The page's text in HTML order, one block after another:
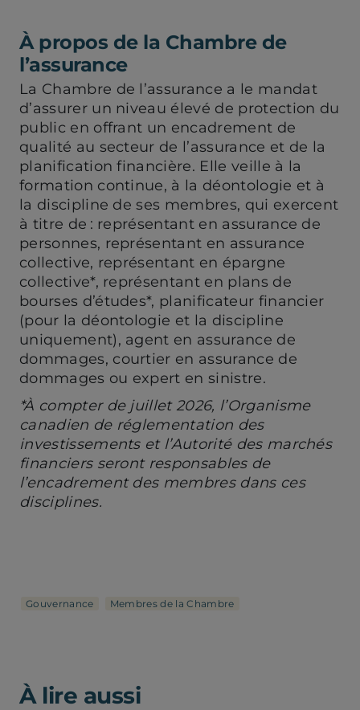
À propos de la Chambre de
l’assurance
La Chambre de l’assurance a le mandat
d’assurer un niveau élevé de protection du
public en offrant un encadrement de
qualité au secteur de l’assurance et de la
planification financière. Elle veille à la
formation continue, à la déontologie et à
la discipline de ses membres, qui exercent
à titre de : représentant en assurance de
personnes, représentant en assurance
collective, représentant en épargne
collective*, représentant en plans de
bourses d’études*, planificateur financier
(pour la déontologie et la discipline
uniquement), agent en assurance de
dommages, courtier en assurance de
dommages ou expert en sinistre.
*À compter de juillet 2026, l’Organisme
canadien de réglementation des
investissements et l’Autorité des marchés
financiers seront responsables de
l’encadrement des membres dans ces
disciplines.
Gouvernance Membres de la Chambre
À lire aussi